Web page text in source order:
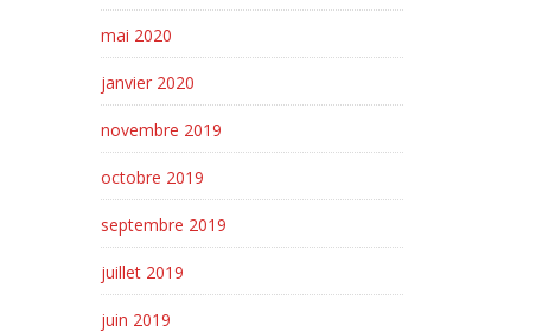
mai 2020
janvier 2020
novembre 2019
octobre 2019
septembre 2019
juillet 2019
juin 2019